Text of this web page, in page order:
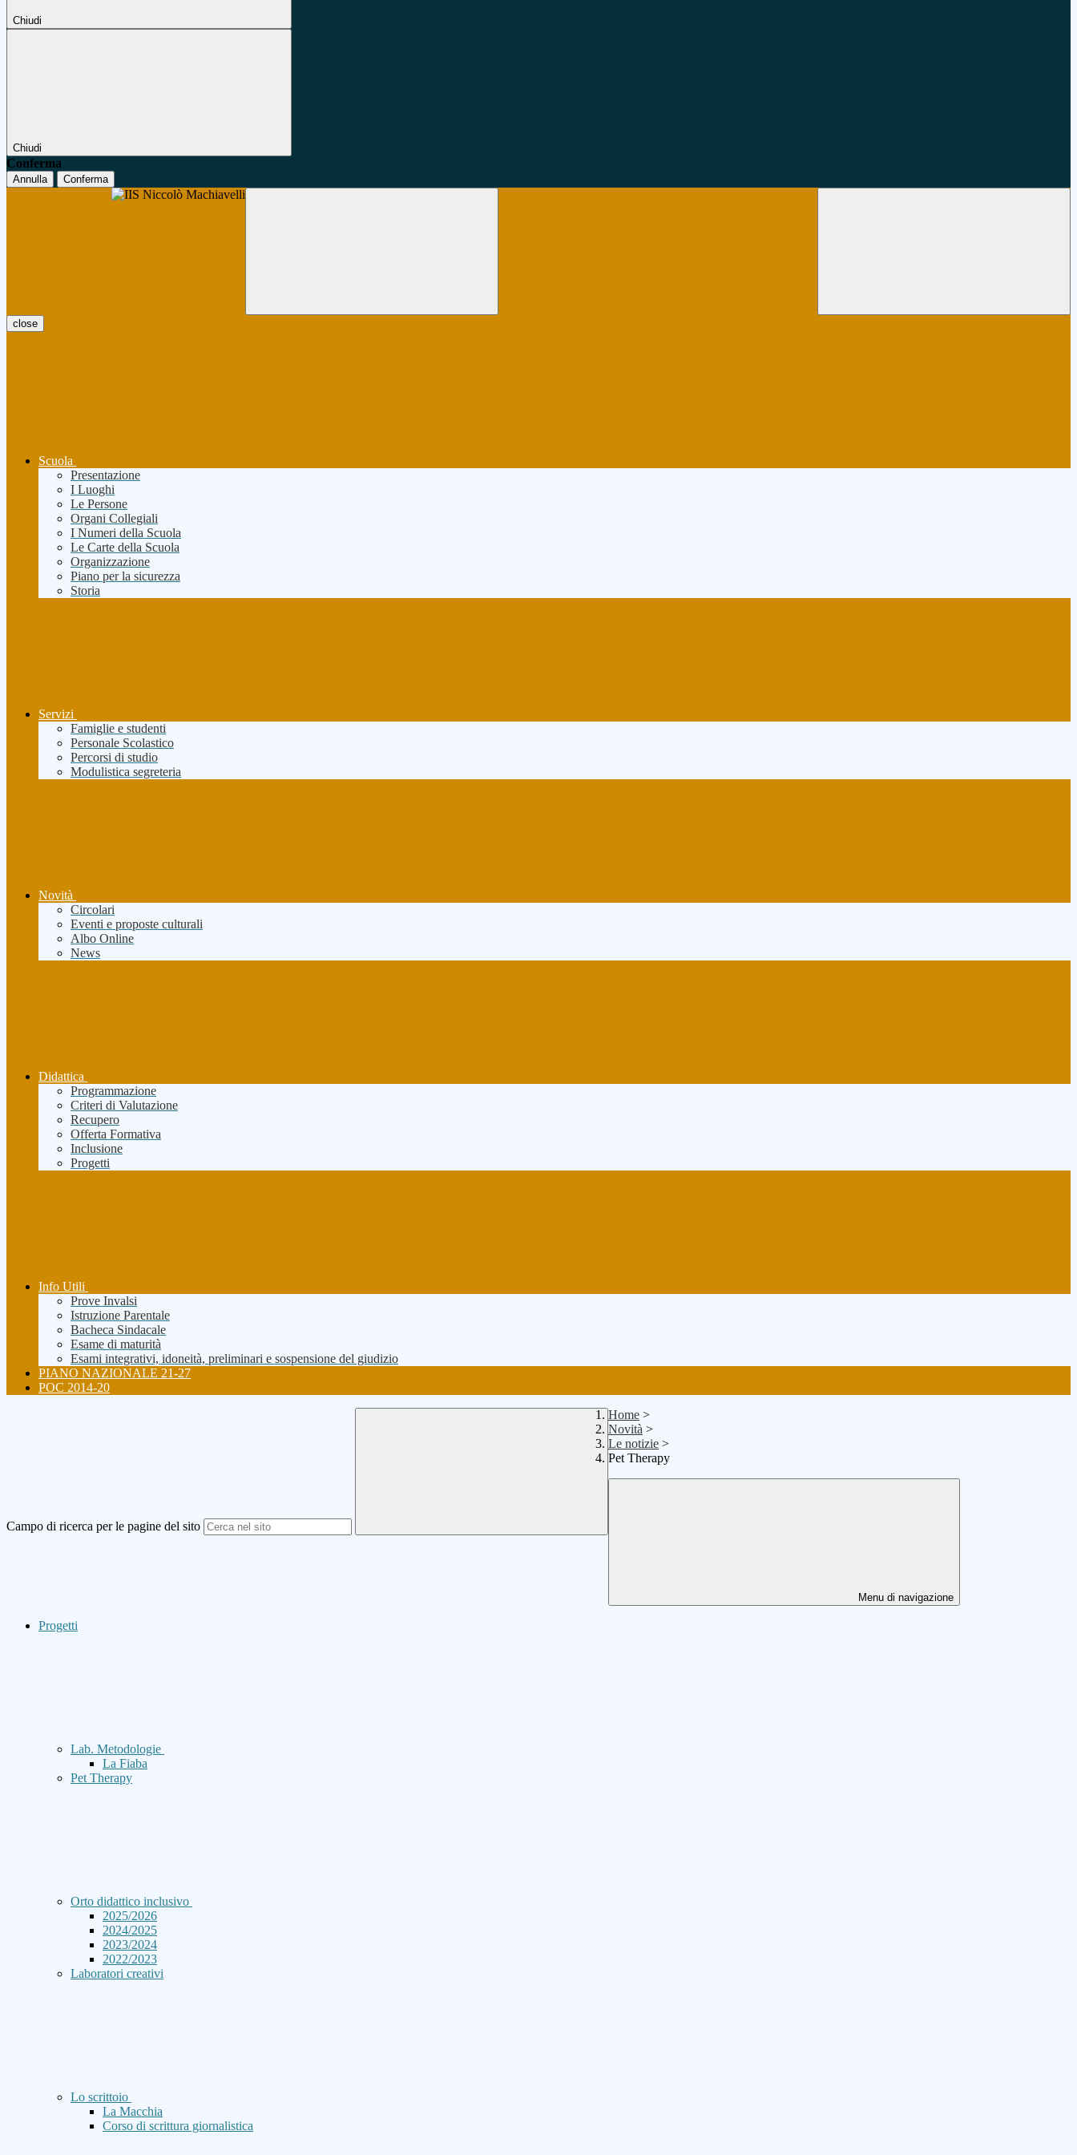
Chiudi
Chiudi
Conferma
Annulla Conferma
close
Scuola
Presentazione
I Luoghi
Le Persone
Organi Collegiali
I Numeri della Scuola
Le Carte della Scuola
Organizzazione
Piano per la sicurezza
Storia
Servizi
Famiglie e studenti
Personale Scolastico
Percorsi di studio
Modulistica segreteria
Novità
Circolari
Eventi e proposte culturali
Albo Online
News
Didattica
Programmazione
Criteri di Valutazione
Recupero
Offerta Formativa
Inclusione
Progetti
Info Utili
Prove Invalsi
Istruzione Parentale
Bacheca Sindacale
Esame di maturità
Esami integrativi, idoneità, preliminari e sospensione del giudizio
PIANO NAZIONALE 21-27
POC 2014-20
Campo di ricerca per le pagine del sito
Home >
Novità >
Le notizie >
Pet Therapy
Menu di navigazione
Progetti
Lab. Metodologie
La Fiaba
Pet Therapy
Orto didattico inclusivo
2025/2026
2024/2025
2023/2024
2022/2023
Laboratori creativi
Lo scrittoio
La Macchia
Corso di scrittura giornalistica